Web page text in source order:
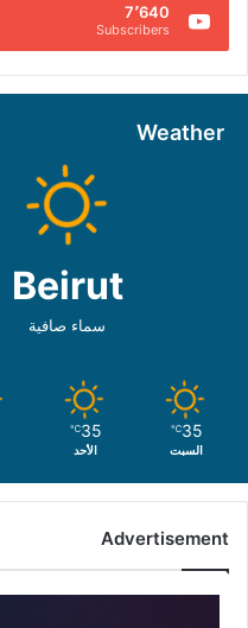
7٬640
Subscribers
Weather
Beirut
سماء صافية
35
℃
السبت
35
℃
الأحد
Advertisement